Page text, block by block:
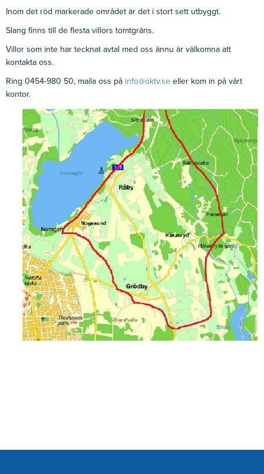
Inom det röd markerade området är det i stort sett utbyggt.
Slang finns till de flesta villors tomtgräns.
Villor som inte har tecknat avtal med oss ännu är välkomna att
kontakta oss.
Ring 0454-980 50, maila oss på info@oktv.se eller kom in på vårt
kontor.